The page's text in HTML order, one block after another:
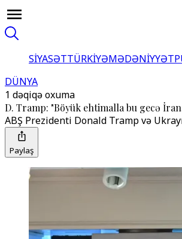
SİYASƏTTÜRKİYƏMƏDƏNİYYƏT
DÜNYA
1 dəqiqə oxuma
D. Tramp: "Böyük ehtimalla bu gecə
ABŞ Prezidenti Donald Tramp və
Paylaş